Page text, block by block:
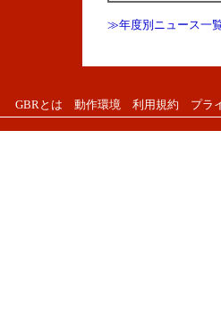
≫年度別ニュース一
GBRとは 動作環境 利用規約 プラ